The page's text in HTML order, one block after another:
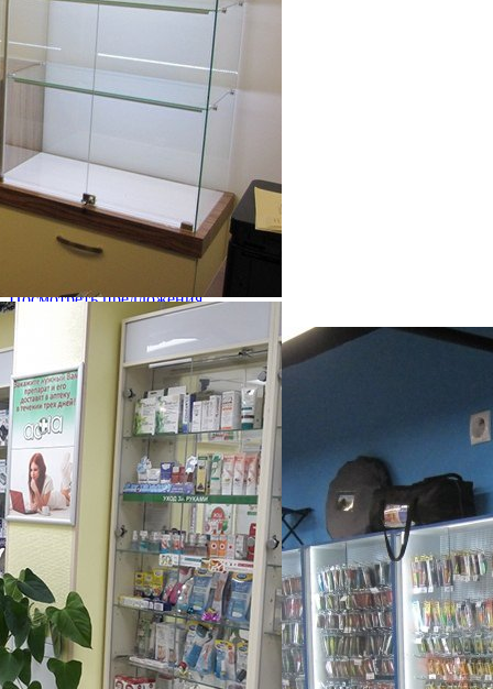
Выполнено более 2000 проектов!
Посмотреть портфолио
Посмотреть предложения